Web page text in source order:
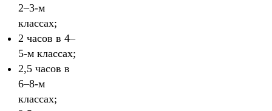
2–3-м
классах;
2 часов в 4–
5-м классах;
2,5 часов в
6–8-м
классах;